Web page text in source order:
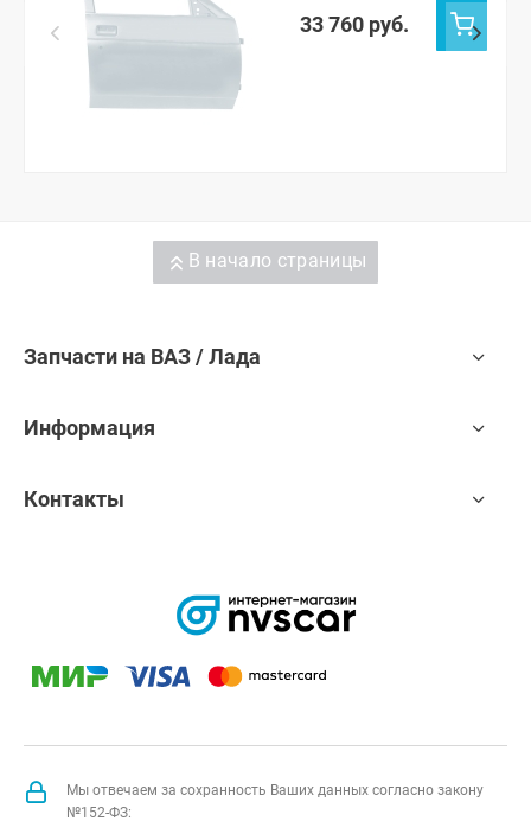
(Кристалл 281)
33 760 руб.
В начало страницы
Запчасти на ВАЗ / Лада
Информация
Контакты
Мы отвечаем за сохранность Ваших данных согласно закону
№152-ФЗ: